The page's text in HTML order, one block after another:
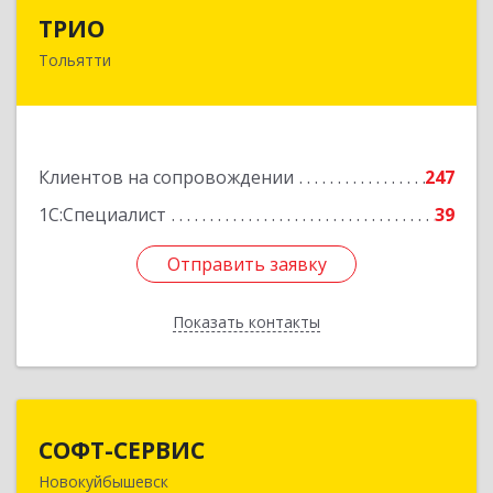
ТРИО
Тольятти
Клиентов на сопровождении
247
1С:Специалист
39
Отправить заявку
Показать контакты
Отправить заявку
Назад
СОФТ-СЕРВИС
Новокуйбышевск
446206, Самарская обл, Новокуйбышевск г,